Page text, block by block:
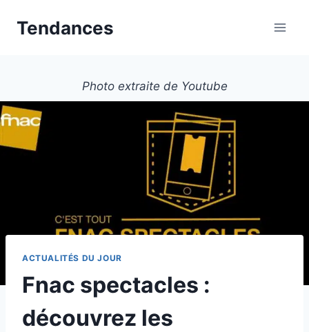
Tendances
Photo extraite de Youtube
ACTUALITÉS DU JOUR
Fnac spectacles :
découvrez les